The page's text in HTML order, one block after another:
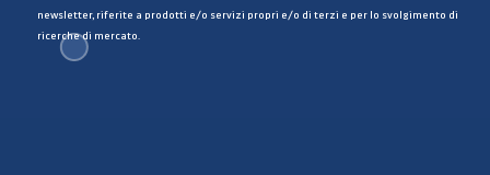
newsletter, riferite a prodotti e/o servizi propri e/o di terzi e per lo svolgimento di
ricerche di mercato.